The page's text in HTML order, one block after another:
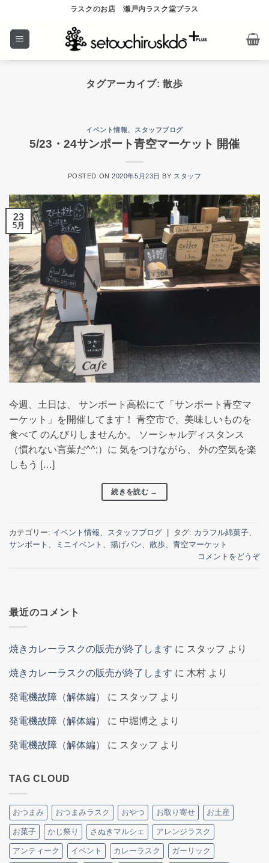
content
ラスクのお店 瀬戸内ラスク堂プラス
タグアーカイブ:散歩
イベント情報、 スタッフブログ
5/23・24サンポート青空マーケット 開催
POSTED ON2020年5月23日 BY スタッフ
23
5月
今週、土日は、 サンポート高松にて「サンポート青空マ
ーケット」を開催してます！ 青空市で、美味しいものを
食べて のんびりしませんか。 ソーシャルディスタンス
（慣れない言葉だ^^;）に 気をつけながら、 外の空気を楽
しもう […]
続きを読む →
カテゴリー: イベント情報、 スタッフブログ タグ: カラフル綿菓子、
サンポート 、 ミニイベント 、 揚げパン、 散歩、 青空マーケット
コメントをどうぞ
最近のコメント
焼きカレーラスクの販売が終了します に スタッフ より
焼きカレーラスクの販売が終了します に 木村 より
発電機故障（解体編） に スタッフ より
発電機故障（解体編） に 中堀博之 より
発電機故障（解体編） に スタッフ より
TAG CLOUD
おつまみ おつまみラスク おやつ お取り寄せ お土産
お菓子 かじ祭り さぬきマルシェ アレンジラスク
アンティーク イベント カレーラスク ガーリック